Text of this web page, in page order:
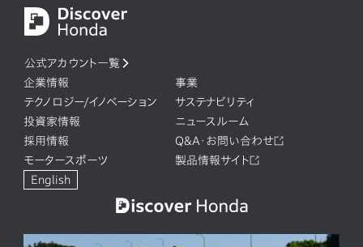
公式アカウント一覧
企業情報
事業
テクノロジー/イノベーション
サステナビリティ
投資家情報
ニュースルーム
採用情報
Q&A・お問い合わせ
モータースポーツ
製品情報サイト
English